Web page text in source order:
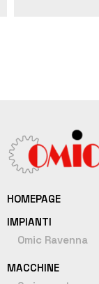
HOMEPAGE
IMPIANTI
Omic Ravenna
MACCHINE